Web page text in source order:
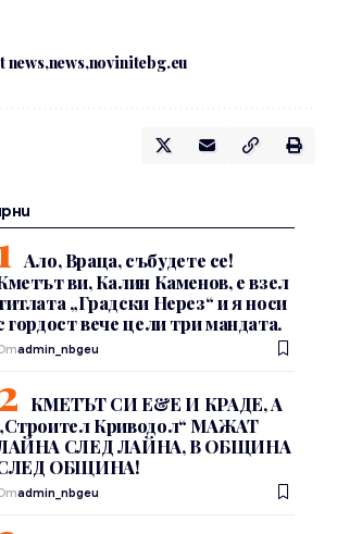
news news novinitebg.eu
Ало, Враца, събудете се!
ви, Калин Каменов, е взел
„Градски Нерез“ и я носи
гордост вече цели три мандата.
admin_nbgeu
КМЕТЪТ СИ Е&Е И КРАДЕ, А
Криводол“ МАЖАТ
СЛЕД ЛАЙНА, В ОБЩИНА
ОБЩИНА!
admin_nbgeu